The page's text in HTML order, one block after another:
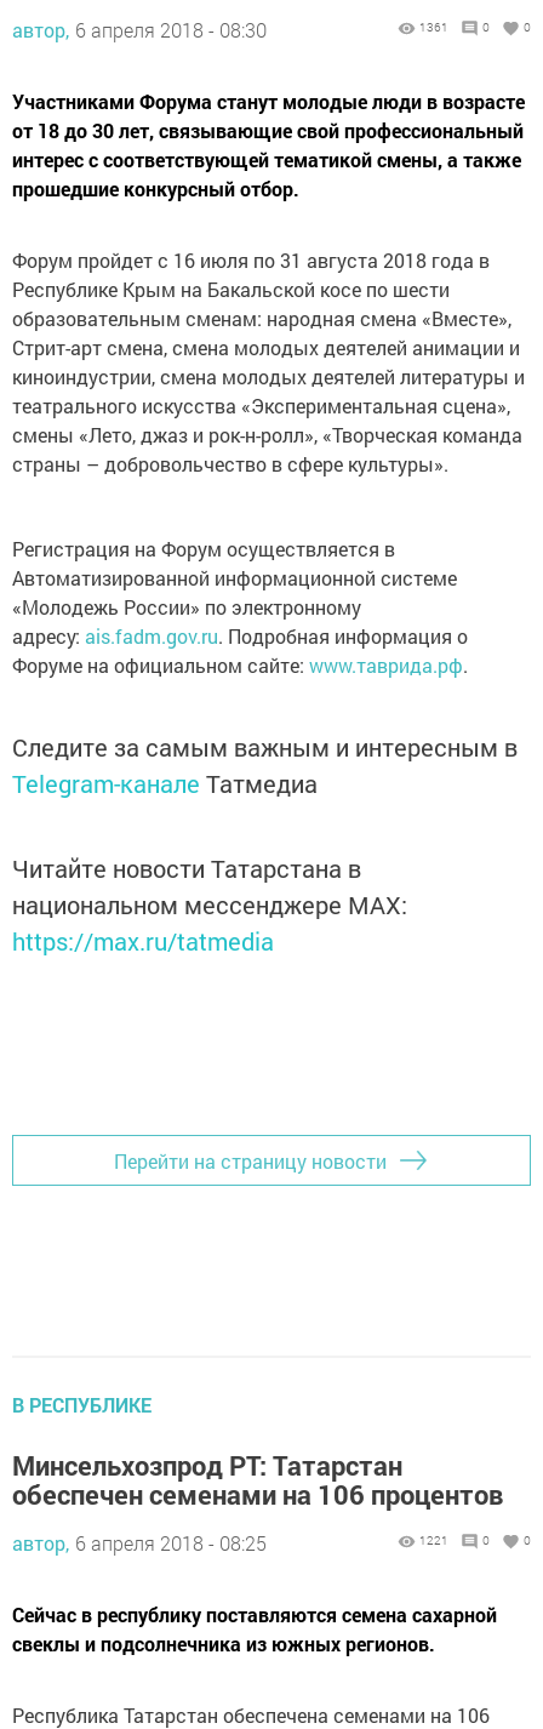
автор, 6 апреля 2018 - 08:30 1361 0 0
Участниками Форума станут молодые люди в возрасте
от 18 до 30 лет, связывающие свой профессиональный
интерес с соответствующей тематикой смены, а также
прошедшие конкурсный отбор.
Форум пройдет с 16 июля по 31 августа 2018 года в
Республике Крым на Бакальской косе по шести
образовательным сменам: народная смена «Вместе»,
Стрит-арт смена, смена молодых деятелей анимации и
киноиндустрии, смена молодых деятелей литературы и
театрального искусства «Экспериментальная сцена»,
смены «Лето, джаз и рок-н-ролл», «Творческая команда
страны – добровольчество в сфере культуры».
Регистрация на Форум осуществляется в
Автоматизированной информационной системе
«Молодежь России» по электронному
адресу: ais.fadm.gov.ru. Подробная информация о
Форуме на официальном сайте: www.таврида.рф.
Следите за самым важным и интересным в
Telegram-канале Татмедиа
Читайте новости Татарстана в
национальном мессенджере MАХ:
https://max.ru/tatmedia
Перейти на страницу новости
В РЕСПУБЛИКЕ
Минсельхозпрод РТ: Татарстан
обеспечен семенами на 106 процентов
автор, 6 апреля 2018 - 08:25 1221 0 0
Сейчас в республику поставляются семена сахарной
свеклы и подсолнечника из южных регионов.
Республика Татарстан обеспечена семенами на 106